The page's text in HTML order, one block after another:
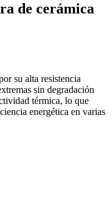
de cerámica
su alta resistencia
sin degradación
térmica, lo que
energética en varias